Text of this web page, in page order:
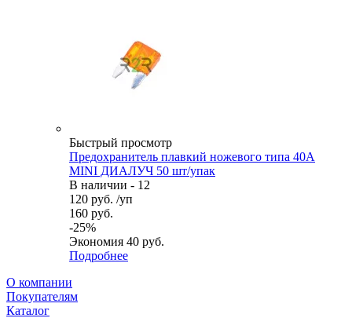
Быстрый просмотр
Предохранитель плавкий ножевого типа 40А
MINI ДИАЛУЧ 50 шт/упак
В наличии - 12
120 руб. /уп
160 руб.
-25%
Экономия 40 руб.
Подробнее
О компании
Покупателям
Каталог